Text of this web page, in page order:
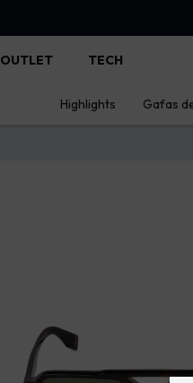
OUTLET TECH
Highlights Gafas